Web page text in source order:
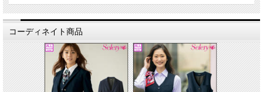
■素材
エアフォートチェック：ポリエステル100%
[特徴]
コーディネイト商品